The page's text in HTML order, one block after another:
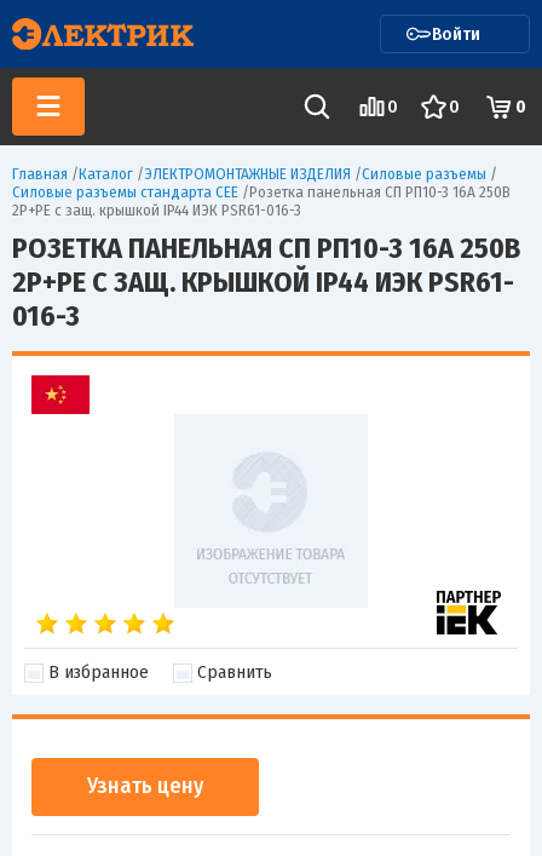
Войти
0 0 0
Главная /Каталог /ЭЛЕКТРОМОНТАЖНЫЕ ИЗДЕЛИЯ /Силовые разъемы /
Силовые разъемы стандарта CEE /Розетка панельная СП РП10-3 16А 250В
2P+PE с защ. крышкой IP44 ИЭК PSR61-016-3
РОЗЕТКА ПАНЕЛЬНАЯ СП РП10-3 16А 250В
2P+PE С ЗАЩ. КРЫШКОЙ IP44 ИЭК PSR61-
016-3
В избранное Сравнить
Узнать цену